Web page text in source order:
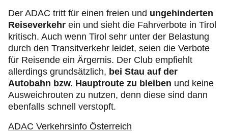
Der ADAC tritt für einen freien und ungehinderten
Reiseverkehr ein und sieht die Fahrverbote in Tirol
kritisch. Auch wenn Tirol sehr unter der Belastung
durch den Transitverkehr leidet, seien die Verbote
für Reisende ein Ärgernis. Der Club empfiehlt
allerdings grundsätzlich, bei Stau auf der
Autobahn bzw. Hauptroute zu bleiben und keine
Ausweichrouten zu nutzen, denn diese sind dann
ebenfalls schnell verstopft.
ADAC Verkehrsinfo Österreich